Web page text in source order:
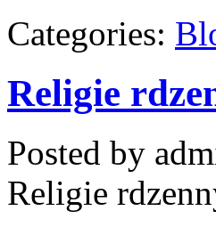
Categories:
Religie
Posted by
Religie